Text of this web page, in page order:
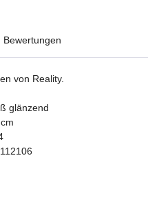
Bewertungen
von Reality.
glänzend